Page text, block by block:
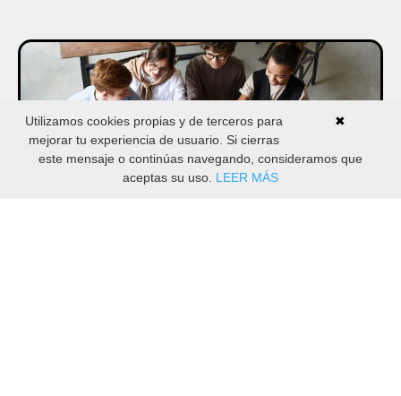
✖
Utilizamos cookies propias y de terceros para
mejorar tu experiencia de usuario. Si cierras
este mensaje o continúas navegando, consideramos que
aceptas su uso. LEER MÁS